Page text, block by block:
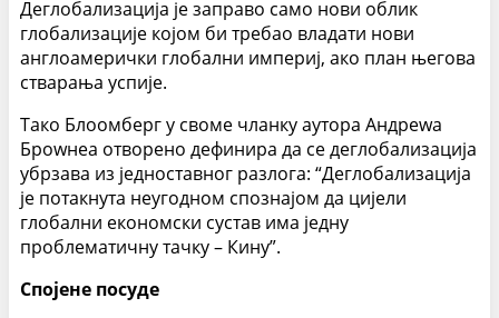
Деглобализација је заправо само нови облик
глобализације којом би требао владати нови
англоамерички глобални империј, ако план његова
стварања успије.
Тако Блоомберг у своме чланку аутора Андреwа
Броwнеа отворено дефинира да се деглобализација
убрзава из једноставног разлога: “Деглобализација
је потакнута неугодном спознајом да цијели
глобални економски сустав има једну
проблематичну тачку – Кину”.
Спојене посуде